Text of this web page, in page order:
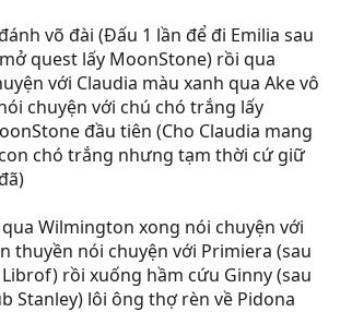
võ đài (Đấu 1 lần để đi Emilia sau
quest lấy MoonStone) rồi qua
với Claudia màu xanh qua Ake vô
chuyện với chú chó trắng lấy
đầu tiên (Cho Claudia mang
chó trắng nhưng tạm thời cứ giữ
Wilmington xong nói chuyện với
thuyền nói chuyện với Primiera (sau
rồi xuống hầm cứu Ginny (sau
Stanley) lôi ông thợ rèn về Pidona